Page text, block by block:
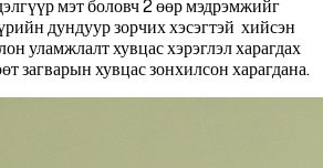
мэт боловч 2 өөр мэдрэмжийг
дундуур зорчих хэсэгтэй хийсэн
уламжлалт хувцас хэрэглэл харагдах
загварын хувцас зонхилсон харагдана.